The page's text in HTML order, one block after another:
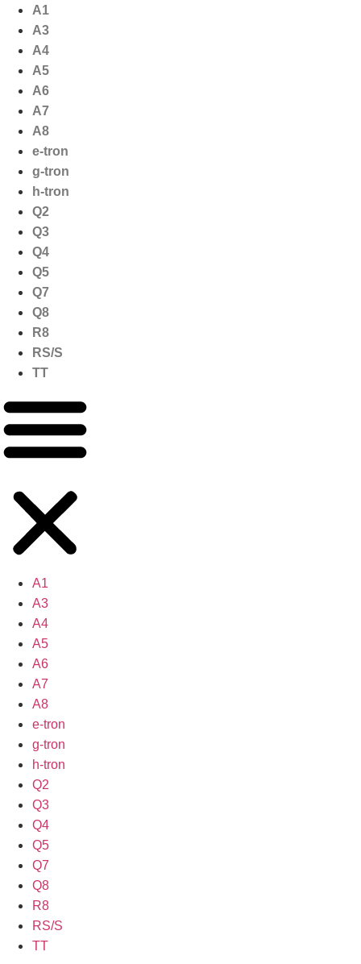
naar
inhoud
A1
A3
A4
A5
A6
A7
A8
e-tron
g-tron
h-tron
Q2
Q3
Q4
Q5
Q7
Q8
R8
RS/S
TT
A1
A3
A4
A5
A6
A7
A8
e-tron
g-tron
h-tron
Q2
Q3
Q4
Q5
Q7
Q8
R8
RS/S
TT